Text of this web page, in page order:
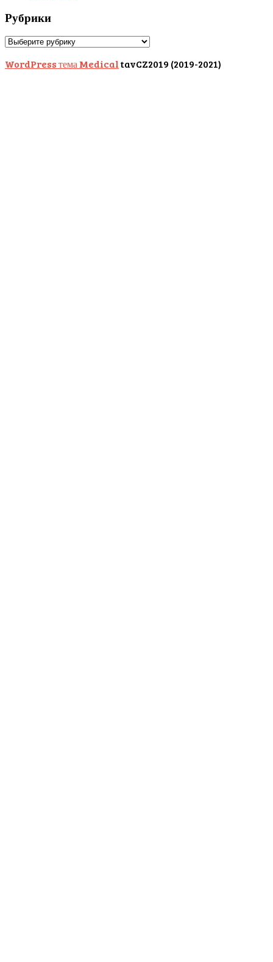
Рубрики
Рубрики
WordPress тема MedicaltavCZ2019 (2019-2021)